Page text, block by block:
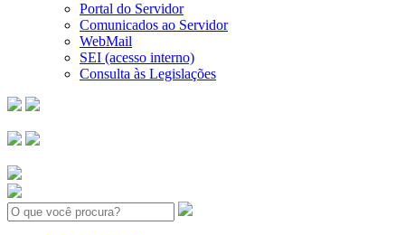
Portal do Servidor
Comunicados ao Servidor
WebMail
SEI (acesso interno)
Consulta às Legislações
Search: